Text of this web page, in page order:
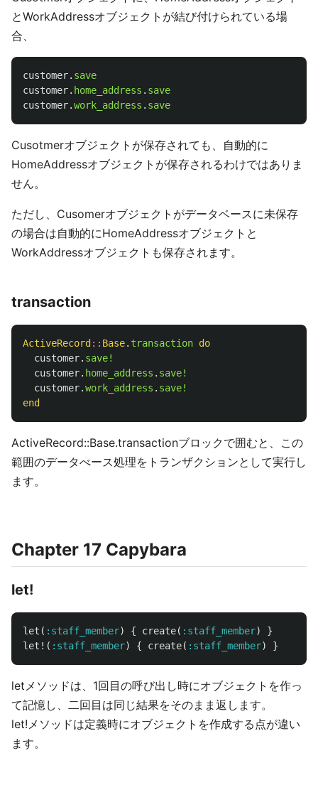
とWorkAddressオブジェクトが結び付けられている場
合、
customer. save
customer. home_address . save
customer.work_address . save
Cusotmerオブジェクトが保存されても、自動的に
HomeAddressオブジェクトが保存されるわけではありま
せん。
ただし、Cusomerオブジェクトがデータベースに未保存
の場合は自動的にHomeAddressオブジェクトと
WorkAddressオブジェクトも保存されます。
transaction
ActiveRecord :: Base. transaction do
customer. save!
customer. home_address . save!
customer.work_address . save!
end
ActiveRecord::Base.transactionブロックで囲むと、この
範囲のデータべース処理をトランザクションとして実行し
ます。
Chapter 17 Capybara
let!
let ( :staff_member) { create( :staff_member)
}
let! ( :staff_member) { create( :staff_member) }
letメソッドは、1回目の呼び出し時にオブジェクトを作っ
て記憶し、二回目は同じ結果をそのまま返します。
let!メソッドは定義時にオブジェクトを作成する点が違い
ます。